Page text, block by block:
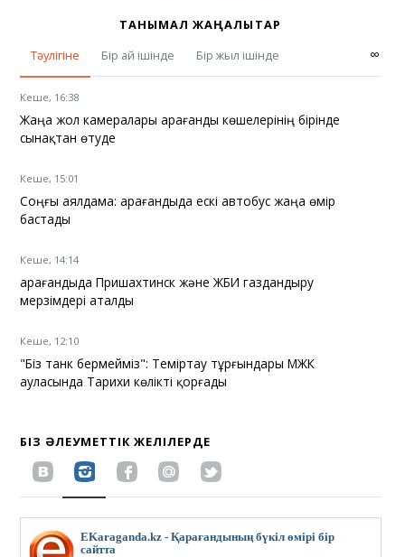
ТАНЫМАЛ ЖАҢАЛЫҚТАР
Тәулігіне
Бір ай ішінде Бір жыл ішінде ∞
Кеше, 16:38
Жаңа жол камералары Қарағанды көшелерінің бірінде
сынақтан өтуде
Кеше, 15:01
Соңғы аялдама: Қарағандыда ескі автобус жаңа өмір
бастады
Кеше, 14:14
Қарағандыда Пришахтинск және ЖБИ газдандыру
мерзімдері аталды
Кеше, 12:10
"Біз танк бермейміз": Теміртау тұрғындары МЖК
ауласында Тарихи көлікті қорғады
БІЗ ӘЛЕУМЕТТІК ЖЕЛІЛЕРДЕ
EKaraganda.kz - Қарағандының бүкіл өмірі бір
сайтта